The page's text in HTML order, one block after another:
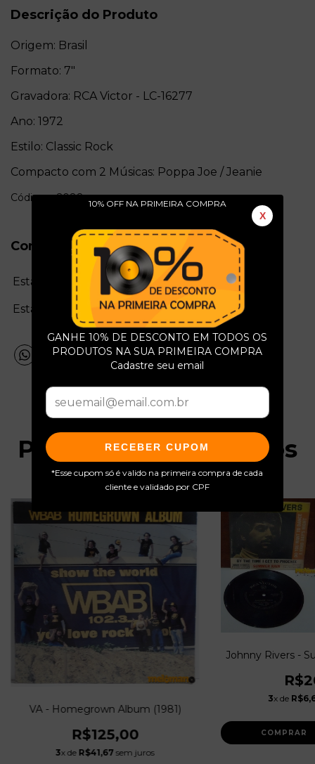
10% OFF NA PRIMEIRA COMPRA
X
GANHE 10% DE DESCONTO EM TODOS OS
PRODUTOS NA SUA PRIMEIRA COMPRA
Cadastre seu email
RECEBER CUPOM
*Esse cupom só é valido na primeira compra de cada
cliente e validado por CPF
Descrição do Produto
Origem: Brasil
Formato: 7"
Gravadora: RCA Victor - LC-16277
Ano: 1972
Estilo: Classic Rock
Compacto com 2 Músicas: Poppa Joe / Jeanie
Código: e2088
Conservação do Produto
Estado da mídia:
Estado da capa:
Produtos relacionados
VA - Homegrown Album (1981)
R$125,00
3x de R$41,67sem juros
Johnny Rivers -
3x de